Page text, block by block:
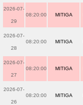
2026-07-
29
08:20:00 MITIGA
2026-07-
28
08:20:00 MITIGA
2026-07-
27
08:20:00 MITIGA
2026-07-
26
08:20:00 MITIGA